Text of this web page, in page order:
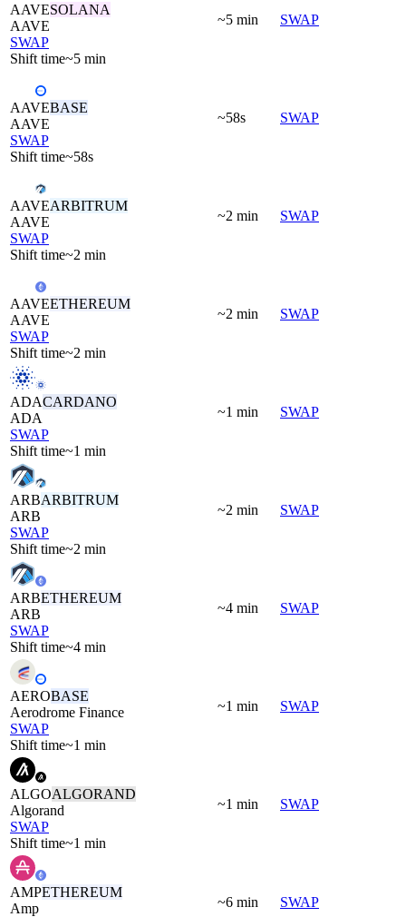
AAVESOLANA
AAVE
SWAP
Shift time~5 min
~5 min SWAP
AAVEBASE
AAVE
SWAP
Shift time~58s
~58s SWAP
AAVEARBITRUM
AAVE
SWAP
Shift time~2 min
~2 min SWAP
AAVEETHEREUM
AAVE
SWAP
Shift time~2 min
~2 min SWAP
ADACARDANO
ADA
SWAP
Shift time~1 min
~1 min SWAP
ARBARBITRUM
ARB
SWAP
Shift time~2 min
~2 min SWAP
ARBETHEREUM
ARB
SWAP
Shift time~4 min
~4 min SWAP
AEROBASE
Aerodrome Finance
SWAP
Shift time~1 min
~1 min SWAP
ALGOALGORAND
Algorand
SWAP
Shift time~1 min
~1 min SWAP
AMPETHEREUM
Amp
~6 min SWAP